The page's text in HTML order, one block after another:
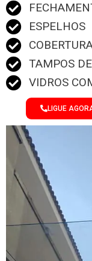
ESPELHOS
TAMPOS
VIDROS
LIGUE